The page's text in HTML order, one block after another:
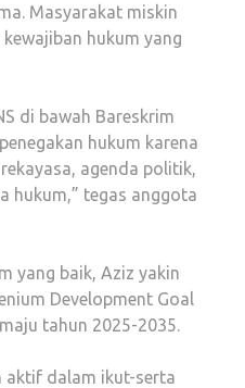
Masyarakat miskin
hukum yang
di bawah Bareskrim
hukum karena
agenda politik,
hukum,” tegas anggota
yang baik, Aziz yakin
Development Goal
tahun 2025-2035.
aktif dalam ikut-serta